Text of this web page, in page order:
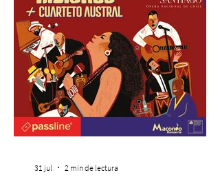
Hollywood, que promete transportar a sus
visitantes a distintos
31 jul 2 min de lectura